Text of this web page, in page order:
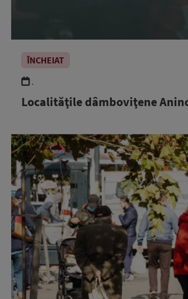
ÎNCHEIAT
.
Localităţile dâmboviţene